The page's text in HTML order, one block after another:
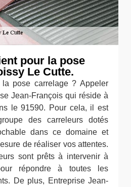
pour la pose
Le Cutte.
la pose carrelage ? Appeler
Jean-François qui réside à
le 91590. Pour cela, il est
des carreleurs dotés
dans ce domaine et
de réaliser vos attentes.
sont prêts à intervenir à
répondre à toutes les
De plus, Entreprise Jean-